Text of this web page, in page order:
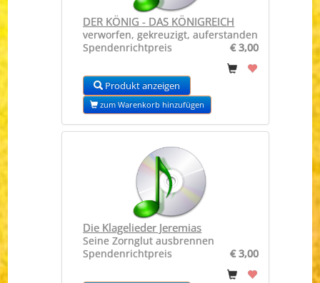
DER KÖNIG - DAS KÖNIGREICH
verworfen, gekreuzigt, auferstanden
Spendenrichtpreis
€ 3,00
Produkt anzeigen
zum Warenkorb hinzufügen
Die Klagelieder Jeremias
Seine Zornglut ausbrennen
Spendenrichtpreis
€ 3,00